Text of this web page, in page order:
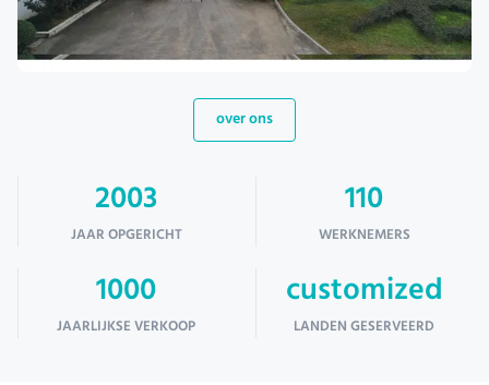
over ons
2003
JAAR OPGERICHT
110
WERKNEMERS
1000
JAARLIJKSE VERKOOP
customized
LANDEN GESERVEERD